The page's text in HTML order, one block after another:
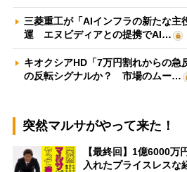
三菱重工が「AIインフラの新たな主
運 エヌビディアとの提携でAI…
キオクシアHD「7万円割れからの急
の反転シグナルか？ 市場のムー…
突然マルサがやって来た！
【最終回】1億6000万
入れたプライスレス